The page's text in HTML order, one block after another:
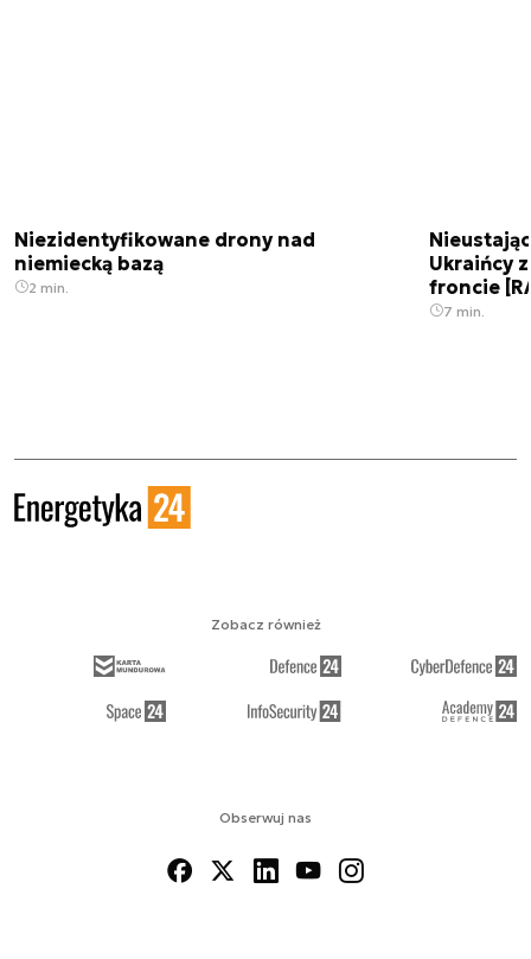
Niezidentyfikowane drony nad
niemiecką bazą
2 min.
Ukraińcy
froncie
7 min.
Obserwuj nas
Zobacz również